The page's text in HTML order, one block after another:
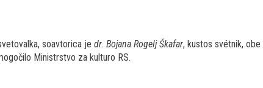
soavtorica je dr. Bojana Rogelj Škafar, kustos svétnik,
Ministrstvo za kulturo RS.